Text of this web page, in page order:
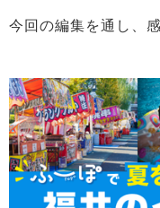
今回の編集を通し、